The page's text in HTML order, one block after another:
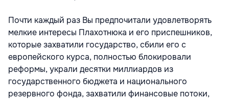
Почти каждый раз Вы предпочитали удовлетворять
мелкие интересы Плахотнюка и его приспешников,
которые захватили государство, сбили его с
европейского курса, полностью блокировали
реформы, украли десятки миллиардов из
государственного бюджета и национального
резервного фонда, захватили финансовые потоки,